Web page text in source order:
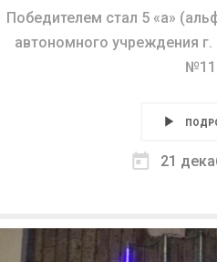
Победителем стал 5 «а»
автономного учреждения
21